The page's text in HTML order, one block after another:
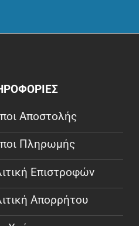
Αποστολής
Πληρωμής
Επιστροφών
Απορρήτου